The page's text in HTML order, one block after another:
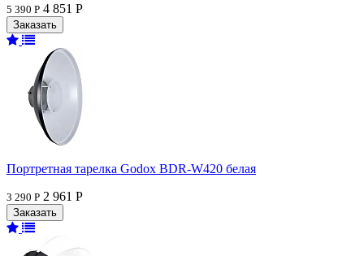
5 390 Р 4 851 Р
Портретная тарелка Godox BDR-W420 белая
3 290 Р 2 961 Р